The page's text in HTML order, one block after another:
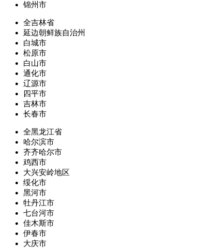
锦州市
全吉林省
延边朝鲜族自治州
白城市
松原市
白山市
通化市
辽源市
四平市
吉林市
长春市
全黑龙江省
哈尔滨市
齐齐哈尔市
鸡西市
大兴安岭地区
绥化市
黑河市
牡丹江市
七台河市
佳木斯市
伊春市
大庆市